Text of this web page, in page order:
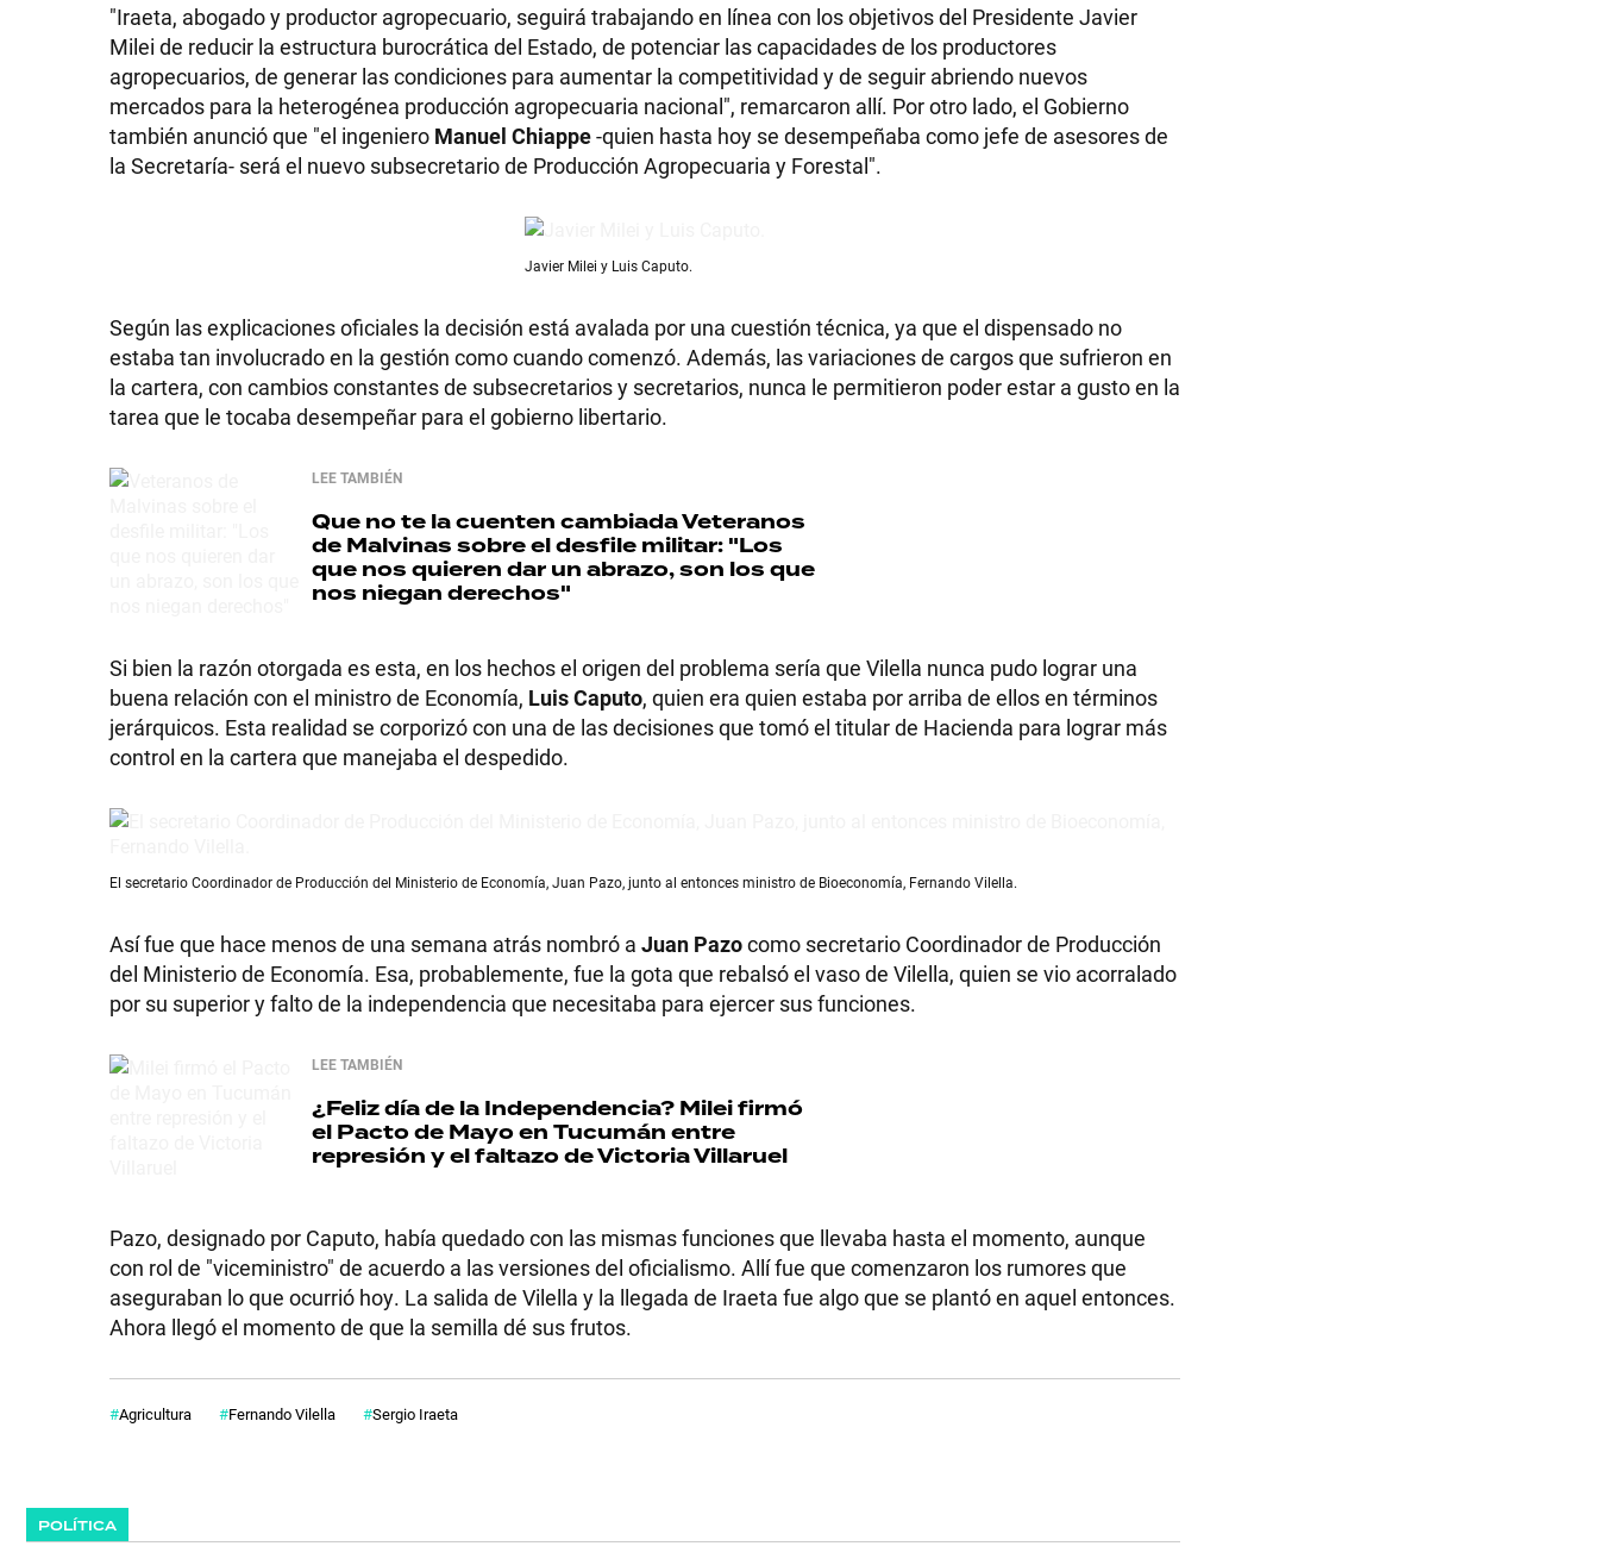
"Iraeta, abogado y productor agropecuario, seguirá trabajando en línea con los objetivos del Presidente Javier
Milei de reducir la estructura burocrática del Estado, de potenciar las capacidades de los productores
agropecuarios, de generar las condiciones para aumentar la competitividad y de seguir abriendo nuevos
mercados para la heterogénea producción agropecuaria nacional", remarcaron allí. Por otro lado, el Gobierno
también anunció que "el ingeniero Manuel Chiappe-quien hasta hoy se desempeñaba como jefe de asesores de
la Secretaría- será el nuevo subsecretario de Producción Agropecuaria y Forestal".
Javier Milei y Luis Caputo.
Según las explicaciones oficiales la decisión está avalada por una cuestión técnica, ya que el dispensado no
estaba tan involucrado en la gestión como cuando comenzó. Además, las variaciones de cargos que sufrieron en
la cartera, con cambios constantes de subsecretarios y secretarios, nunca le permitieron poder estar a gusto en la
tarea que le tocaba desempeñar para el gobierno libertario.
LEE TAMBIÉN
Que no te la cuenten cambiadaVeteranos
de Malvinas sobre el desfile militar: "Los
que nos quieren dar un abrazo, son los que
nos niegan derechos"
Si bien la razón otorgada es esta, en los hechos el origen del problema sería que Vilella nunca pudo lograr una
buena relación con el ministro de Economía, Luis Caputo, quien era quien estaba por arriba de ellos en términos
jerárquicos. Esta realidad se corporizó con una de las decisiones que tomó el titular de Hacienda para lograr más
control en la cartera que manejaba el despedido.
El secretario Coordinador de Producción del Ministerio de Economía, Juan Pazo, junto al entonces ministro de Bioeconomía, Fernando Vilella.
Así fue que hace menos de una semana atrás nombró a Juan Pazocomo secretario Coordinador de Producción
del Ministerio de Economía. Esa, probablemente, fue la gota que rebalsó el vaso de Vilella, quien se vio acorralado
por su superior y falto de la independencia que necesitaba para ejercer sus funciones.
LEE TAMBIÉN
¿Feliz día de la Independencia? Milei firmó
el Pacto de Mayo en Tucumán entre
represión y el faltazo de Victoria Villaruel
Pazo, designado por Caputo, había quedado con las mismas funciones que llevaba hasta el momento, aunque
con rol de "viceministro" de acuerdo a las versiones del oficialismo. Allí fue que comenzaron los rumores que
aseguraban lo que ocurrió hoy. La salida de Vilella y la llegada de Iraeta fue algo que se plantó en aquel entonces.
Ahora llegó el momento de que la semilla dé sus frutos.
Agricultura Fernando Vilella Sergio Iraeta
POLÍTICA
POLÍTICA
ACTUALIDAD
POLICIALES
ECONOMÍA
GRAN
HERMANO
DEPORTES
TECNOLOGÍA
HORÓSCOPO